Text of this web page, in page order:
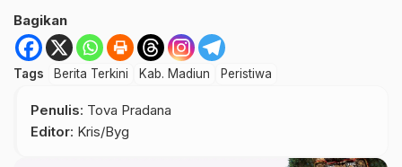
Bagikan
Tags Berita Terkini Kab. Madiun Peristiwa
Penulis: Tova Pradana
Editor: Kris/Byg